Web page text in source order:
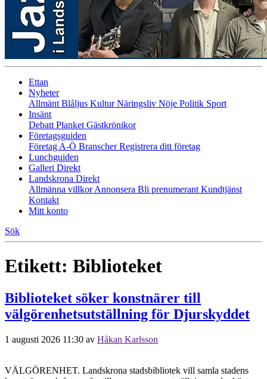
Ettan
Nyheter
Allmänt Blåljus KulturNäringsliv Nöje Politik Sport
Insänt
Debatt Planket Gästkrönikor
Företagsguiden
Företag A-Ö BranscherRegistrera ditt företag
Lunchguiden
Galleri Direkt
Landskrona Direkt
Allmänna villkorAnnonsera Bli prenumerant Kundtjänst
Kontakt
Mitt konto
Sök
Etikett: Biblioteket
Biblioteket söker konstnärer till
välgörenhetsutställning för Djurskyddet
1 augusti 2026 11:30 av Håkan Karlsson
VÄLGÖRENHET. Landskrona stadsbibliotek vill samla stadens